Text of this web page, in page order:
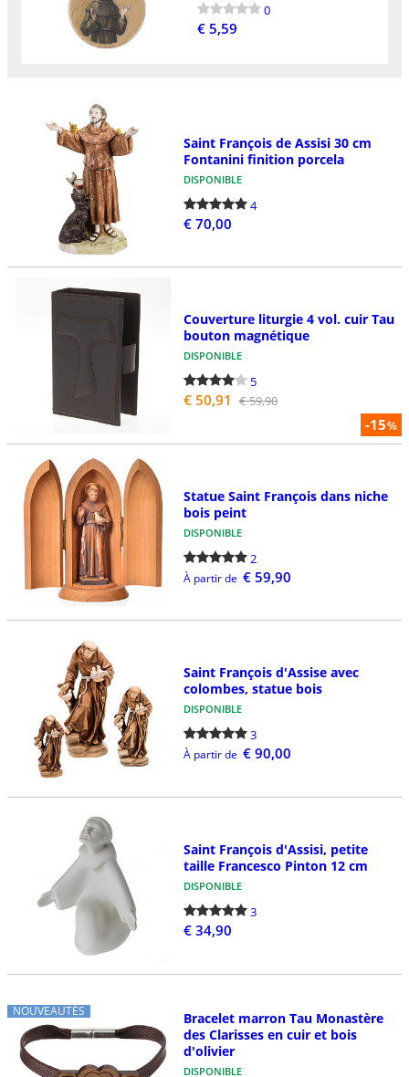
0
€ 5,59
Saint François de Assisi 30 cm
Fontanini finition porcela
DISPONIBLE
4
€ 70,00
-15%
Couverture liturgie 4 vol. cuir Tau
bouton magnétique
DISPONIBLE
5
€ 50,91 € 59,90
Statue Saint François dans niche
bois peint
DISPONIBLE
2
À partir de € 59,90
Saint François d'Assise avec
colombes, statue bois
DISPONIBLE
3
À partir de € 90,00
Saint François d'Assisi, petite
taille Francesco Pinton 12 cm
DISPONIBLE
3
€ 34,90
NOUVEAUTÉS
Bracelet marron Tau Monastère
des Clarisses en cuir et bois
d'olivier
DISPONIBLE